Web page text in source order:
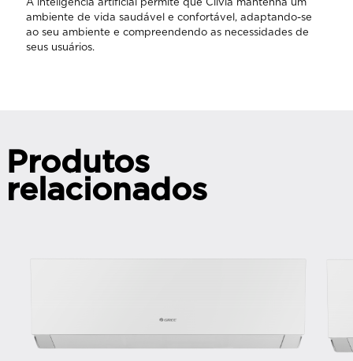
A inteligência artificial permite que Clivia mantenha um
ambiente de vida saudável e confortável, adaptando-se
ao seu ambiente e compreendendo as necessidades de
seus usuários.
Produtos
relacionados